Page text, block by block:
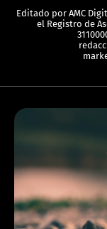
Editado por AMC
el Registro de